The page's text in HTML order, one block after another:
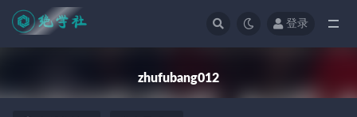
登录
zhufubang012